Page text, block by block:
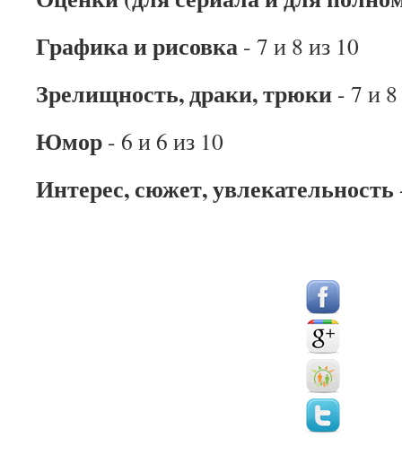
Графика и рисовка - 7 и 8 из 10
Зрелищность, драки, трюки - 7 и
Юмор - 6 и 6 из 10
Интерес, сюжет, увлекательность